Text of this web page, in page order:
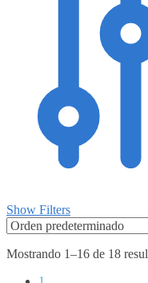
Show Filters
Mostrando 1–16 de 18